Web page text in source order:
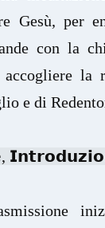
Gesù, per
con la
accogliere la
e di